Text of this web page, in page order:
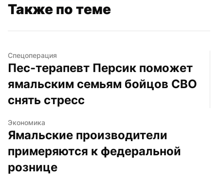
Также по теме
Спецоперация
Пес-терапевт Персик поможет
ямальским семьям бойцов СВО
снять стресс
Экономика
Ямальские производители
примеряются к федеральной
рознице